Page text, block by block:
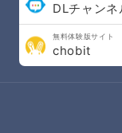
DLチャンネ
無料体験版サイト
chobit